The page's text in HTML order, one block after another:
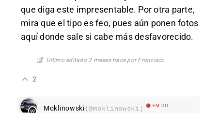
que diga este impresentable. Por otra parte,
mira que el tipo es feo, pues aún ponen fotos
aquí donde sale si cabe más desfavorecido.
Último editado 2 meses hace por Francisco
2
Moklinowski(@moklinowski) EM Off